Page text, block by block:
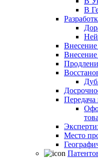
В
Передача
Место